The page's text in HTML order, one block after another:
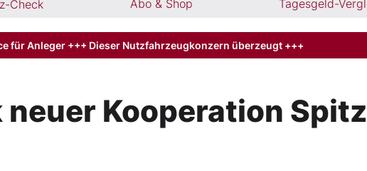
Check Abo & Shop Tagesgeld-
für Anleger +++ Dieser Nutzfahrzeugkonzern überzeugt +++
Kooperation